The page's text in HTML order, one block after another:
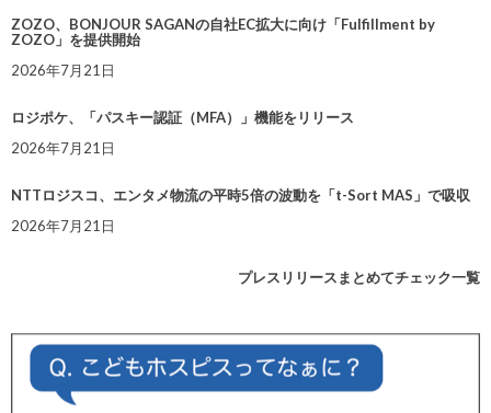
ZOZO、BONJOUR SAGANの自社EC拡大に向け「Fulfillment by
ZOZO」を提供開始
2026年7月21日
ロジポケ、「パスキー認証（MFA）」機能をリリース
2026年7月21日
NTTロジスコ、エンタメ物流の平時5倍の波動を「t-Sort MAS」で吸収
2026年7月21日
プレスリリースまとめてチェック一覧